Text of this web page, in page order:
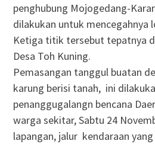
penghubung Mojogedang-
dilakukan untuk mencegahnya
Ketiga titik tersebut tepatnya
Desa Toh Kuning.
Pemasangan tanggul buatan
karung berisi tanah, ini
penanggugalangn bencana
warga sekitar, Sabtu 24
lapangan, jalur kendaraan